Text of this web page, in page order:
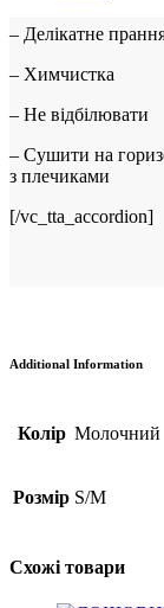
– Делікатне
– Химчистка
– Не відбілювати
– Сушити на
з плечиками
[/vc_tta_accordion]
Additional Information
Колір Молочний
Розмір S/M
Схожі товари